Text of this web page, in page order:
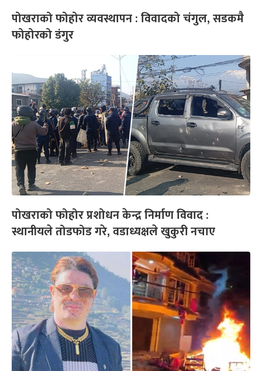
पोखराको फोहोर व्यवस्थापन : विवादको चंगुल, सडकमै
फोहोरको डंगुर
पोखराको फोहोर प्रशोधन केन्द्र निर्माण विवाद :
स्थानीयले तोडफोड गरे, वडाध्यक्षले खुकुरी नचाए